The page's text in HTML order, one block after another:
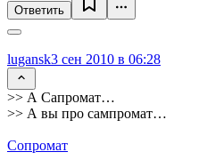
Ответить
lugansk3 сен 2010 в 06:28
>> А Сапромат…
>> А вы про сампромат…
Сопромат